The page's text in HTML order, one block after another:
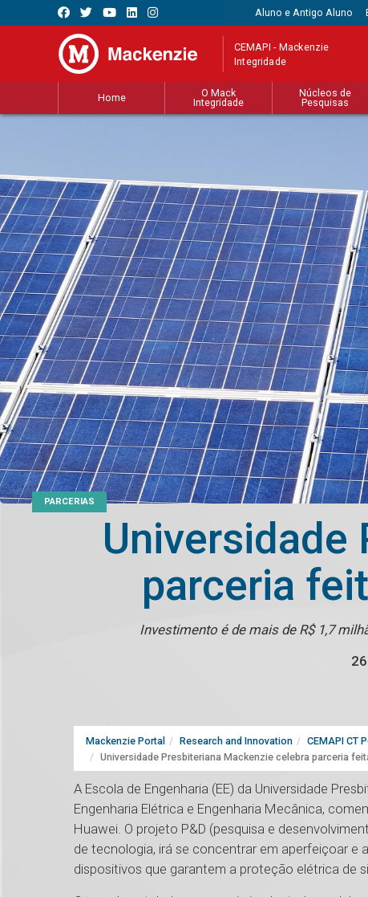
Aluno e Antigo Aluno
CEMAPI - Mackenzie
Integridade
Home
O Mack
Integridade
Núcleos de
Pesquisas
PARCERIAS
Universidade
parceria
Investimento é de mais de R$ 1,7
Mackenzie Portal Research and Innovation CEMAPI CT
Universidade Presbiteriana Mackenzie celebra parceria
A Escola de Engenharia (EE) da Universidade
Engenharia Elétrica e Engenharia Mecânica,
Huawei. O projeto P&D (pesquisa e
de tecnologia, irá se concentrar em aperfeiçoar e
dispositivos que garantem a proteção elétrica de